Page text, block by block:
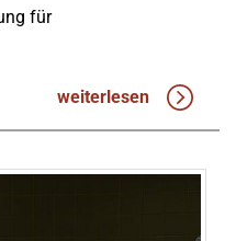
für
weiterlesen